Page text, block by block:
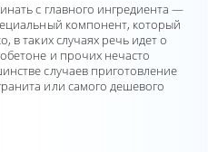
с главного ингредиента —
компонент, который
в таких случаях речь идет о
и прочих нечасто
случаев приготовление
или самого дешевого